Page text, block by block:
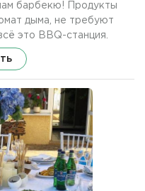
барбекю! Продукты
дыма, не требуют
это BBQ-станция.